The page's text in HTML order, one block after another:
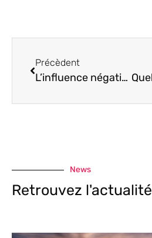
Précèdent
L’influence négative et nocive des voitures dans la société
News
Retrouvez l'actualité